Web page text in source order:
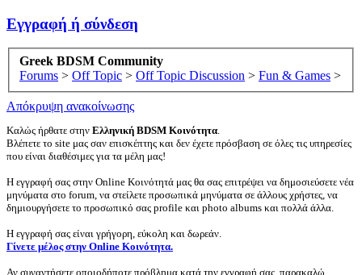
Εγγραφή ή σύνδεση
Greek BDSM Community
Forums > Off Topic > Off Topic Discussion > Fun & Games >
Απόκρυψη ανακοίνωσης
Καλώς ήρθατε στην Ελληνική BDSM Κοινότητα.
Βλέπετε το site μας σαν επισκέπτης και δεν έχετε πρόσβαση σε όλες τις υπηρεσίες
που είναι διαθέσιμες για τα μέλη μας!
Η εγγραφή σας στην Online Κοινότητά μας θα σας επιτρέψει να δημοσιεύσετε νέα
μηνύματα στο forum, να στείλετε προσωπικά μηνύματα σε άλλους χρήστες, να
δημιουργήσετε το προσωπικό σας profile και photo albums και πολλά άλλα.
Η εγγραφή σας είναι γρήγορη, εύκολη και δωρεάν.
Γίνετε μέλος στην Online Κοινότητα.
Αν συναντήσετε οποιοδήποτε πρόβλημα κατά την εγγραφή σας, παρακαλώ